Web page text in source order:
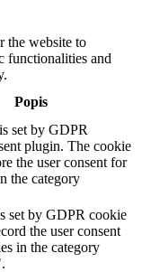
the website to
functionalities and
Popis
set by GDPR
plugin. The cookie
the user consent for
the category
set by GDPR cookie
the user consent
in the category